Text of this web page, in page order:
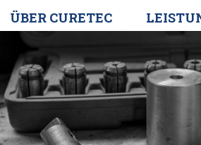
ÜBER CURETEC